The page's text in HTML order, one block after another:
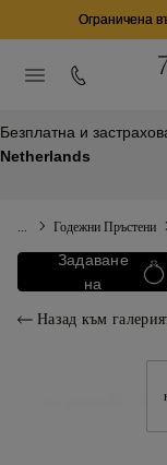
Ограничена
Безплатна и
Netherlands
Годежни Пръстени
Задаване
на
Назад към